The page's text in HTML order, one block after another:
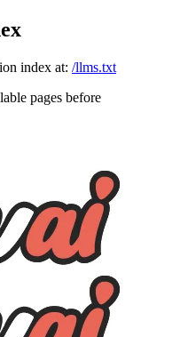
index at: /llms.txt
pages before